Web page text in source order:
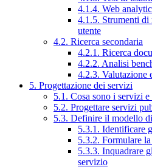
4.1.4. Web
4.1.5. Strumenti di
utente
4.2. Ricerca secondaria
4.2.1. Ricerca
4.2.2. Analisi
4.2.3. Valutazione
5. Progettazione dei servizi
5.1. Cosa sono i servizi
5.2. Progettare servizi
5.3. Definire il modello
5.3.1. Identificare
5.3.2. Formulare
5.3.3. Inquadrare
servizio